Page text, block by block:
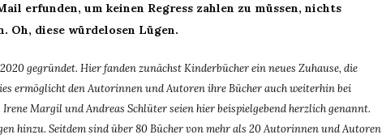
erfunden, um keinen Regress zahlen zu müssen, nichts
Oh, diese würdelosen Lügen.
gegründet. Hier fanden zunächst Kinderbücher ein neues Zuhause, die
ermöglicht den Autorinnen und Autoren ihre Bücher auch weiterhin bei
Margil und Andreas Schlüter seien hier beispielgebend herzlich genannt.
hinzu. Seitdem sind über 80 Bücher von mehr als 20 Autorinnen und Autoren